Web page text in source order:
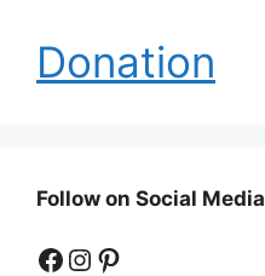
Donation
Follow on Social Media
Facebook
Instagram
Pinterest